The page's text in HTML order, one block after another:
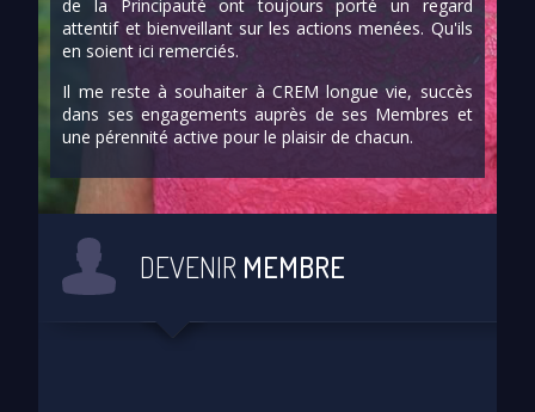
de la Principauté ont toujours porté un regard
attentif et bienveillant sur les actions menées. Qu'ils
en soient ici remerciés.
Il me reste à souhaiter à CREM longue vie, succès
dans ses engagements auprès de ses Membres et
une pérennité active pour le plaisir de chacun.
DEVENIR MEMBRE